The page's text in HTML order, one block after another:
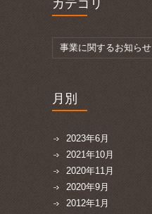
事業に関するお知らせ
月別
2023年6月
2021年10月
2020年11月
2020年9月
2012年1月